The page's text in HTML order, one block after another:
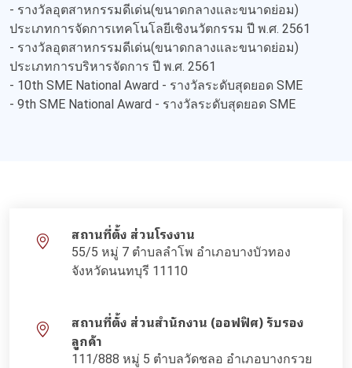
- รางวัลอุตสาหกรรมดีเด่น(ขนาดกลางและขนาดย่อม)
ประเภทการจัดการเทคโนโลยีเชิงนวัตกรรม ปี พ.ศ. 2561
- รางวัลอุตสาหกรรมดีเด่น(ขนาดกลางและขนาดย่อม)
ประเภทการบริหารจัดการ ปี พ.ศ. 2561
- 10th SME National Award - รางวัลระดับสุดยอด SME
- 9th SME National Award - รางวัลระดับสุดยอด SME
สถานที่ตั้ง ส่วนโรงงาน
55/5 หมู่ 7 ตำบลลำโพ อำเภอบางบัวทอง
จังหวัดนนทบุรี 11110
สถานที่ตั้ง ส่วนสำนักงาน (ออฟฟิศ) รับรอง
ลูกค้า
111/888 หมู่ 5 ตำบลวัดชลอ อำเภอบางกรวย